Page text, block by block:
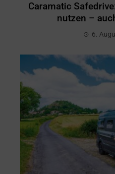
Caramatic
nutzen –
6.